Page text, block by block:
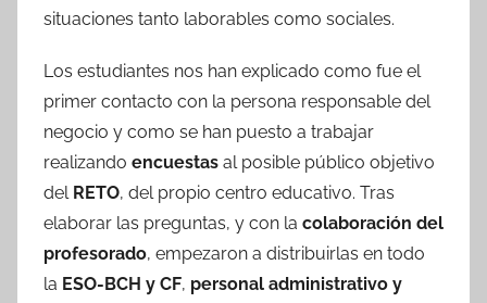
situaciones tanto laborables como sociales.
Los estudiantes nos han explicado como fue el
primer contacto con la persona responsable del
negocio y como se han puesto a trabajar
realizando encuestas al posible público objetivo
del RETO, del propio centro educativo. Tras
elaborar las preguntas, y con la colaboración del
profesorado, empezaron a distribuirlas en todo
la ESO-BCH y CF, personal administrativo y